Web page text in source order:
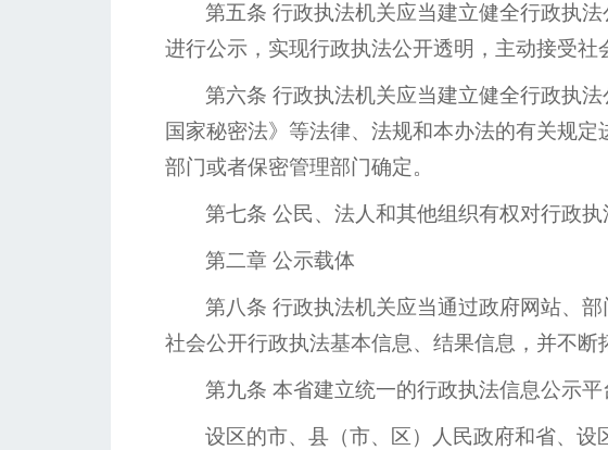
第五条 行政执法机关应当建立健全行政执
进行公示，实现行政执法公开透明，主动接受社
第六条 行政执法机关应当建立健全行政执
国家秘密法》等法律、法规和本办法的有关规
部门或者保密管理部门确定。
第七条 公民、法人和其他组织有权对行政
第二章 公示载体
第八条 行政执法机关应当通过政府网站、
社会公开行政执法基本信息、结果信息，并不断
第九条 本省建立统一的行政执法信息公示平
设区的市、县（市、区）人民政府和省、